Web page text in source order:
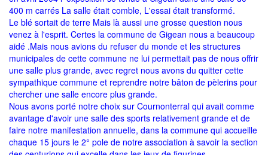
400 m carrés La salle était comble, L'essai était transformé.
Le blé sortait de terre Mais là aussi une grosse question nous
venez à l'esprit. Certes la commune de Gigean nous a beaucoup
aidé .Mais nous avions du refuser du monde et les structures
municipales de cette commune ne lui permettait pas de nous offrir
une salle plus grande, avec regret nous avons du quitter cette
sympathique commune et reprendre notre bâton de pèlerins pour
chercher une salle encore plus grande.
Nous avons porté notre choix sur Cournonterral qui avait comme
avantage d'avoir une salle des sports relativement grande et de
faire notre manifestation annuelle, dans la commune qui accueille
chaque 15 jours le 2° pole de notre association à savoir la section